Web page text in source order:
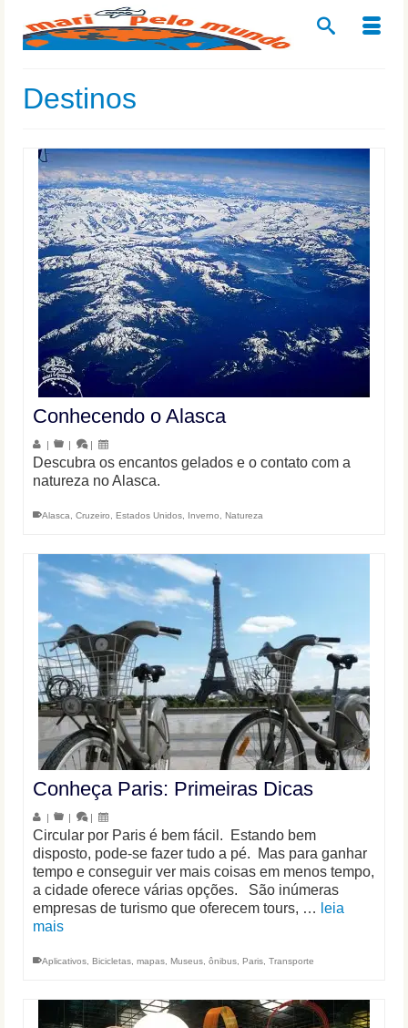
Destinos
Conhecendo o Alasca
| | |
Descubra os encantos gelados e o contato com a
natureza no Alasca.
Alasca Cruzeiro Estados Unidos Inverno Natureza
Conheça Paris: Primeiras Dicas
| | |
Circular por Paris é bem fácil. Estando bem
disposto, pode-se fazer tudo a pé. Mas para ganhar
tempo e conseguir ver mais coisas em menos tempo,
a cidade oferece várias opções. São inúmeras
empresas de turismo que oferecem tours, … leia
mais
Aplicativos Bicicletas mapas Museus ônibus Paris Transporte